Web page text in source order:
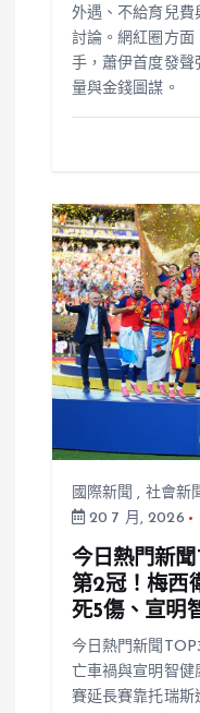
外遇、不給育兒費
討論。網紅圈方面
手，蕭伊首度發聲
量與金錢圖謀。
國際新聞 , 社會新
20 7 月, 2026
今日熱門新
第2冠！梅西
死5傷、宣明
今日熱門新聞
亡車禍與宣明智
賽延長賽靠托瑞斯